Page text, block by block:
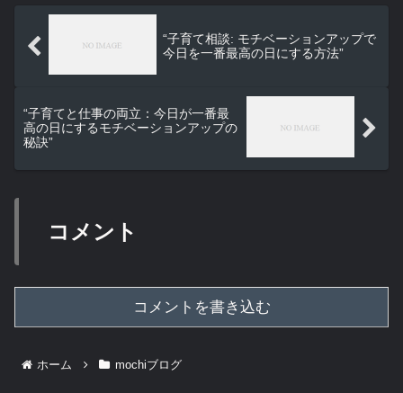
“子育て相談: モチベーションアップで
今日を一番最高の日にする方法”
“子育てと仕事の両立：今日が一番最
高の日にするモチベーションアップの
秘訣”
コメント
コメントを書き込む
ホーム mochiブログ